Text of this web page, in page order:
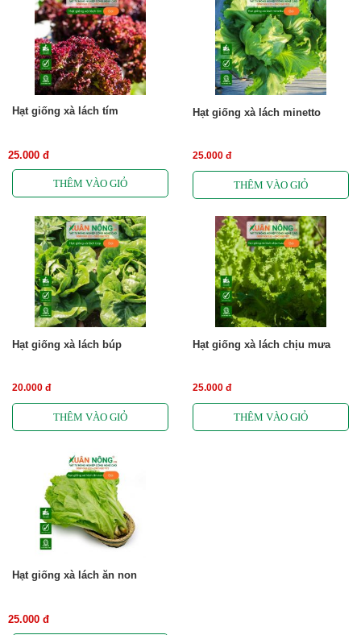
Hạt giống xà lách tím
25.000 đ
Hạt giống xà lách minetto
25.000 đ
Hạt giống xà lách búp
20.000 đ
Hạt giống xà lách chịu mưa
25.000 đ
Hạt giống xà lách ăn non
25.000 đ